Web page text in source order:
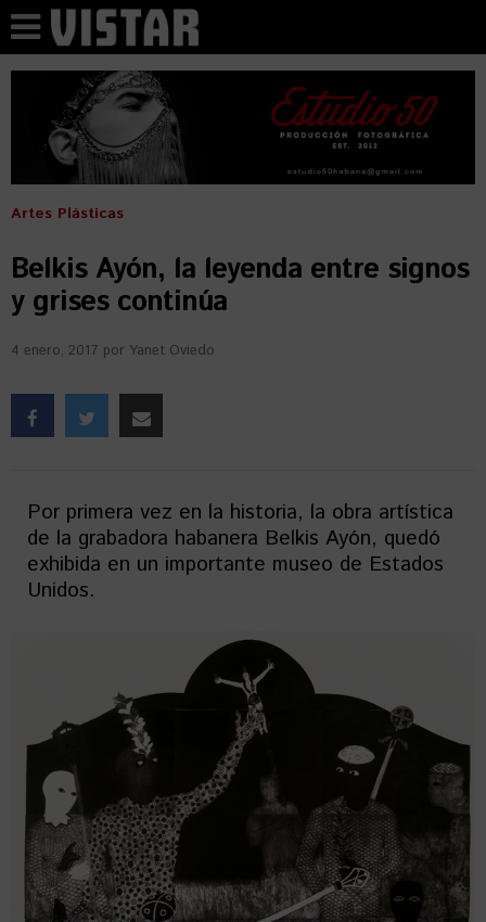
Artes Plásticas
Belkis Ayón, la leyenda entre signos
y grises continúa
4 enero, 2017 por Yanet Oviedo
Por primera vez en la historia, la obra artística
de la grabadora habanera Belkis Ayón, quedó
exhibida en un importante museo de Estados
Unidos.